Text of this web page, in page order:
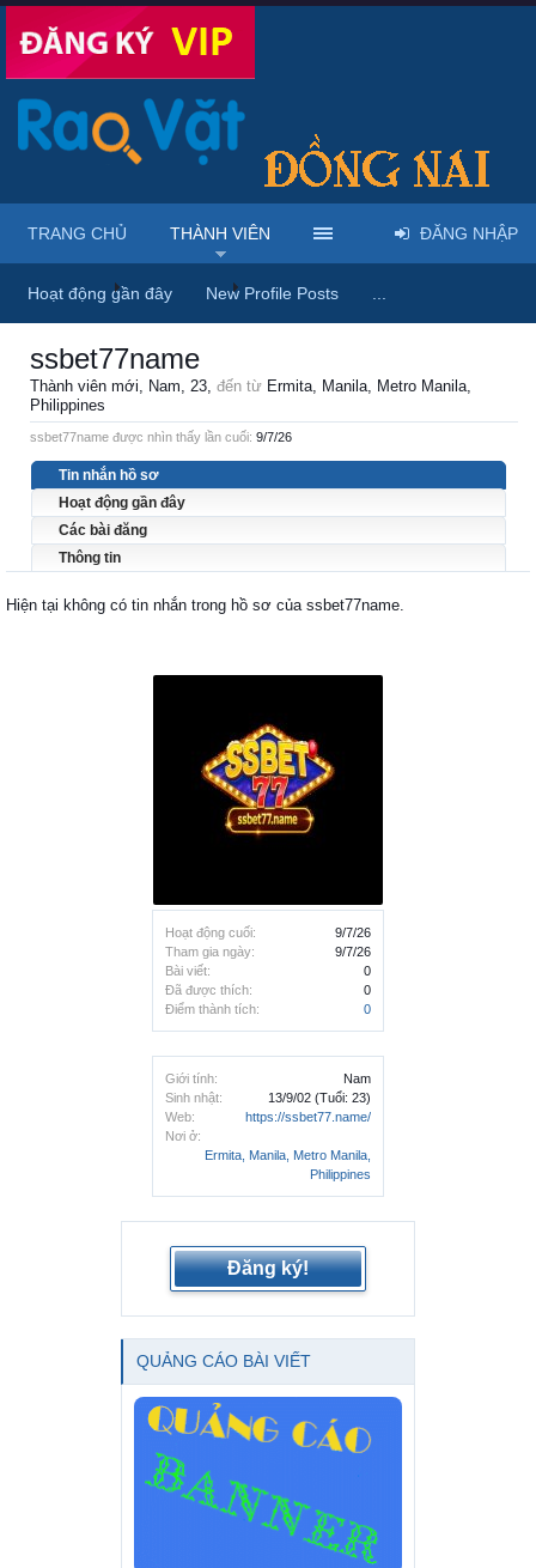
Trang chủ Thành viên ssbet77name
Hoạt động cuối:
9/7/26
Tham gia ngày:
9/7/26
Bài viết:
0
Đã được thích:
0
Điểm thành tích:
0
Giới tính:
Nam
Sinh nhật:
13/9/02 (Tuổi: 23)
Web:
https://ssbet77.name/
Nơi ở:
Ermita, Manila, Metro Manila,
Philippines
ssbet77name
Thành viên mới, Nam, 23, đến từ Ermita, Manila, Metro Manila,
Philippines
ssbet77name được nhìn thấy lần cuối: 9/7/26
Tin nhắn hồ sơ
Hoạt động gần đây
Các bài đăng
Thông tin
Hiện tại không có tin nhắn trong hồ sơ của ssbet77name.
Đăng ký!
QUẢNG CÁO BÀI VIẾT
TRANG CHỦ THÀNH VIÊN
Hoạt động gần đây New Profile Posts
ĐĂNG NHẬP